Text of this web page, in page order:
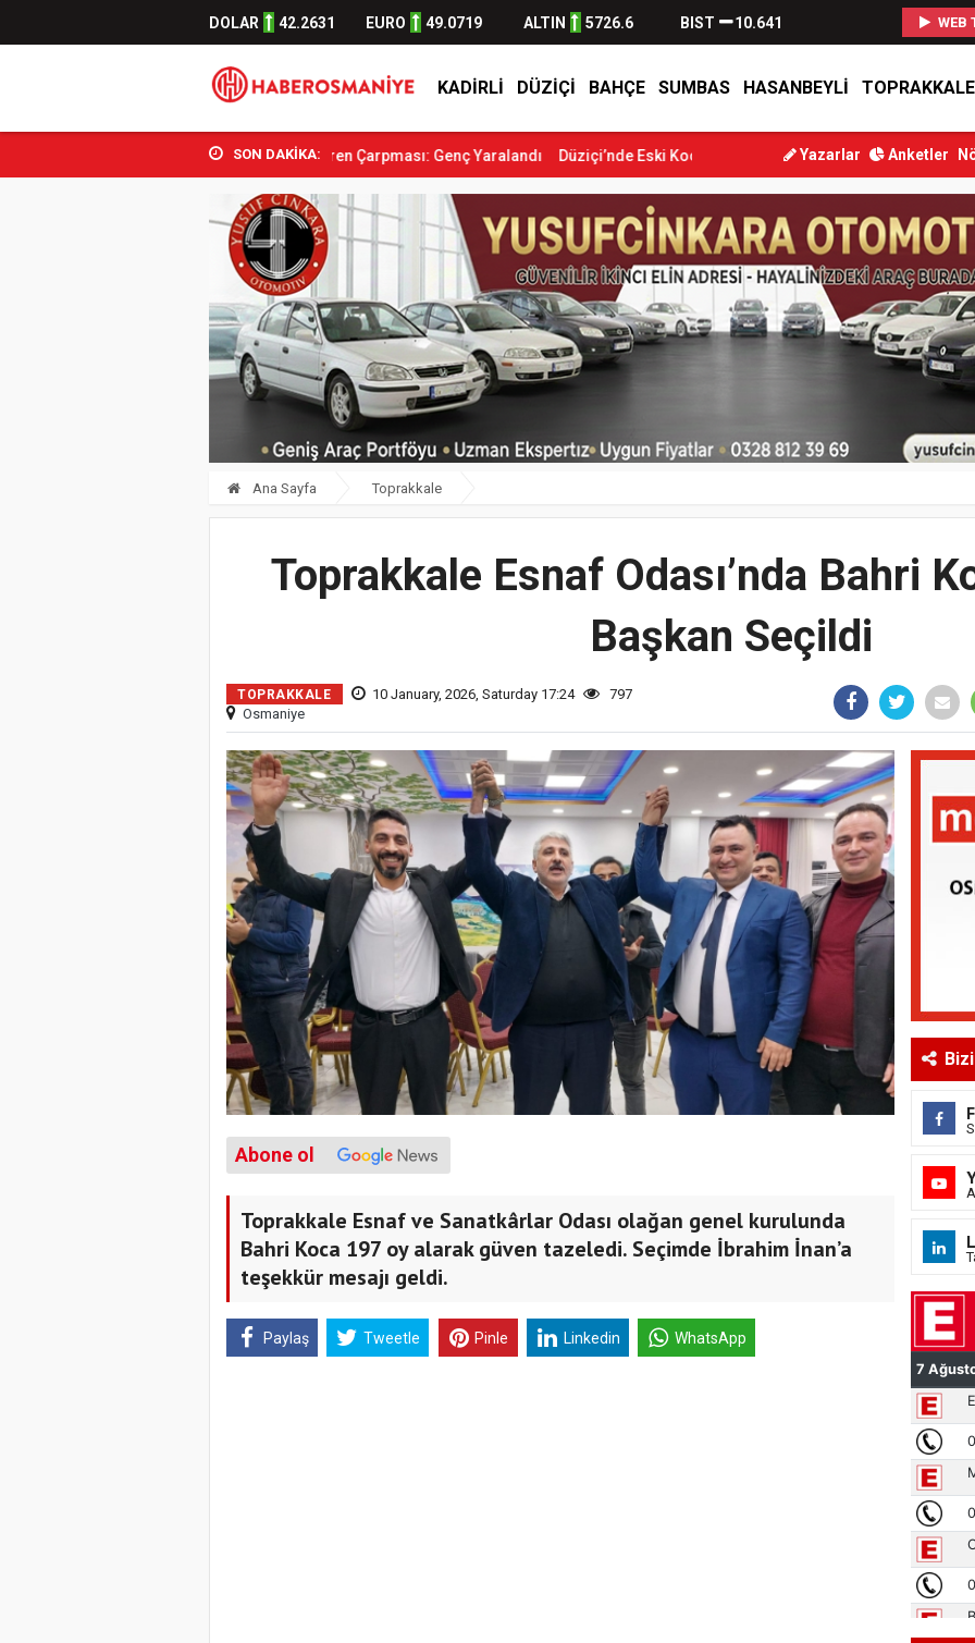
DOLAR 42.2631 EURO 49.0719 ALTIN 5726.6 BIST 10.641 WEB
KADIRLI DÜZIÇI BAHÇE SUMBAS HASANBEYLI TOPRAKKALE
SON DAKİKA:
Osmaniye’de Tren Çarpması: Genç Yaralandı Düziçi’nde Eski Koca Dehşeti: Önce Eski Eşini... Bakan Osman
Yazarlar Anketler
Ana Sayfa Toprakkale
Toprakkale Esnaf Odası’nda Bahri
Başkan Seçildi
TOPRAKKALE 10 January, 2026, Saturday 17:24
797
Osmaniye
Abone ol
Toprakkale Esnaf ve Sanatkârlar Odası olağan genel kurulunda
Bahri Koca 197 oy alarak güven tazeledi. Seçimde İbrahim İnan’a
teşekkür mesajı geldi.
Paylaş Tweetle Pinle Linkedin WhatsApp